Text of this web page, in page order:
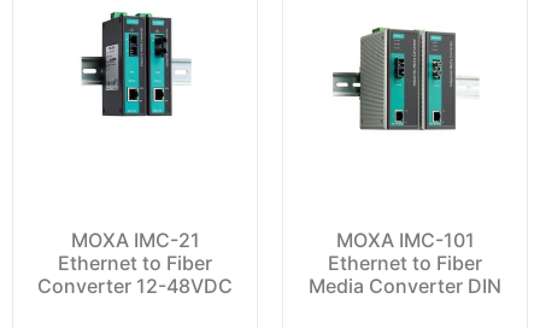
MOXA IMC-21
Ethernet to Fiber
Converter 12-48VDC
MOXA IMC-101
Ethernet to Fiber
Media Converter DIN